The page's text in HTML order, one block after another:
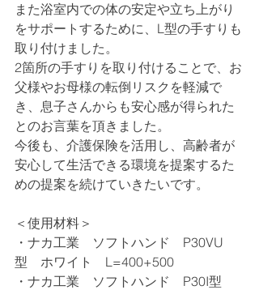
また浴室内での体の安定や立ち上がり
をサポートするために、L型の手すりも
取り付けました。
2箇所の手すりを取り付けることで、お
父様やお母様の転倒リスクを軽減で
き、息子さんからも安心感が得られた
とのお言葉を頂きました。
今後も、介護保険を活用し、高齢者が
安心して生活できる環境を提案するた
めの提案を続けていきたいです。
＜使用材料＞
・ ナカ工業　ソフトハンド　P30VU
型　ホワイト　L=400+500
・ ナカ工業　ソフトハンド　P30I型